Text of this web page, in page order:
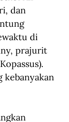
dan
di
prajurit
kebanyakan